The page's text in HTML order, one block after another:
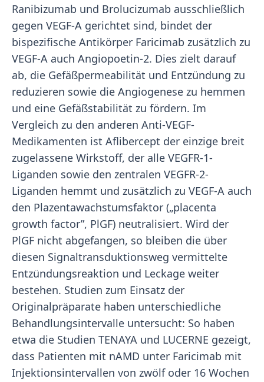
Ranibizumab und Brolucizumab ausschließlich
gegen VEGF-A gerichtet sind, bindet der
bispezifische Antikörper Faricimab zusätzlich zu
VEGF-A auch Angiopoetin-2. Dies zielt darauf
ab, die Gefäßpermeabilität und Entzündung zu
reduzieren sowie die Angiogenese zu hemmen
und eine Gefäßstabilität zu fördern. Im
Vergleich zu den anderen Anti-VEGF-
Medikamenten ist Aflibercept der einzige breit
zugelassene Wirkstoff, der alle VEGFR-1-
Liganden sowie den zentralen VEGFR-2-
Liganden hemmt und zusätzlich zu VEGF-A auch
den Plazentawachstumsfaktor („placenta
growth factor”, PlGF) neutralisiert. Wird der
PlGF nicht abgefangen, so bleiben die über
diesen Signaltransduktionsweg vermittelte
Entzündungsreaktion und Leckage weiter
bestehen. Studien zum Einsatz der
Originalpräparate haben unterschiedliche
Behandlungsintervalle untersucht: So haben
etwa die Studien TENAYA und LUCERNE gezeigt,
dass Patienten mit nAMD unter Faricimab mit
Injektionsintervallen von zwölf oder 16 Wochen